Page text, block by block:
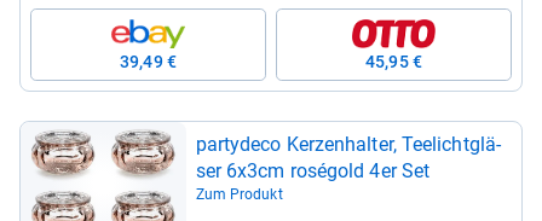
39,49 € 45,95 €
par­ty­deco Ker­zen­hal­ter, Tee­licht­glä­
ser 6x3cm rosé­gold 4er Set
Zum Produkt